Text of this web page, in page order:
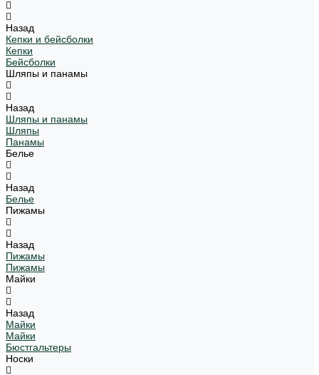
Назад
Кепки и бейсболки
Кепки
Бейсболки
Шляпы и панамы
Назад
Шляпы и панамы
Шляпы
Панамы
Белье
Назад
Белье
Пижамы
Назад
Пижамы
Пижамы
Майки
Назад
Майки
Майки
Бюстгальтеры
Носки